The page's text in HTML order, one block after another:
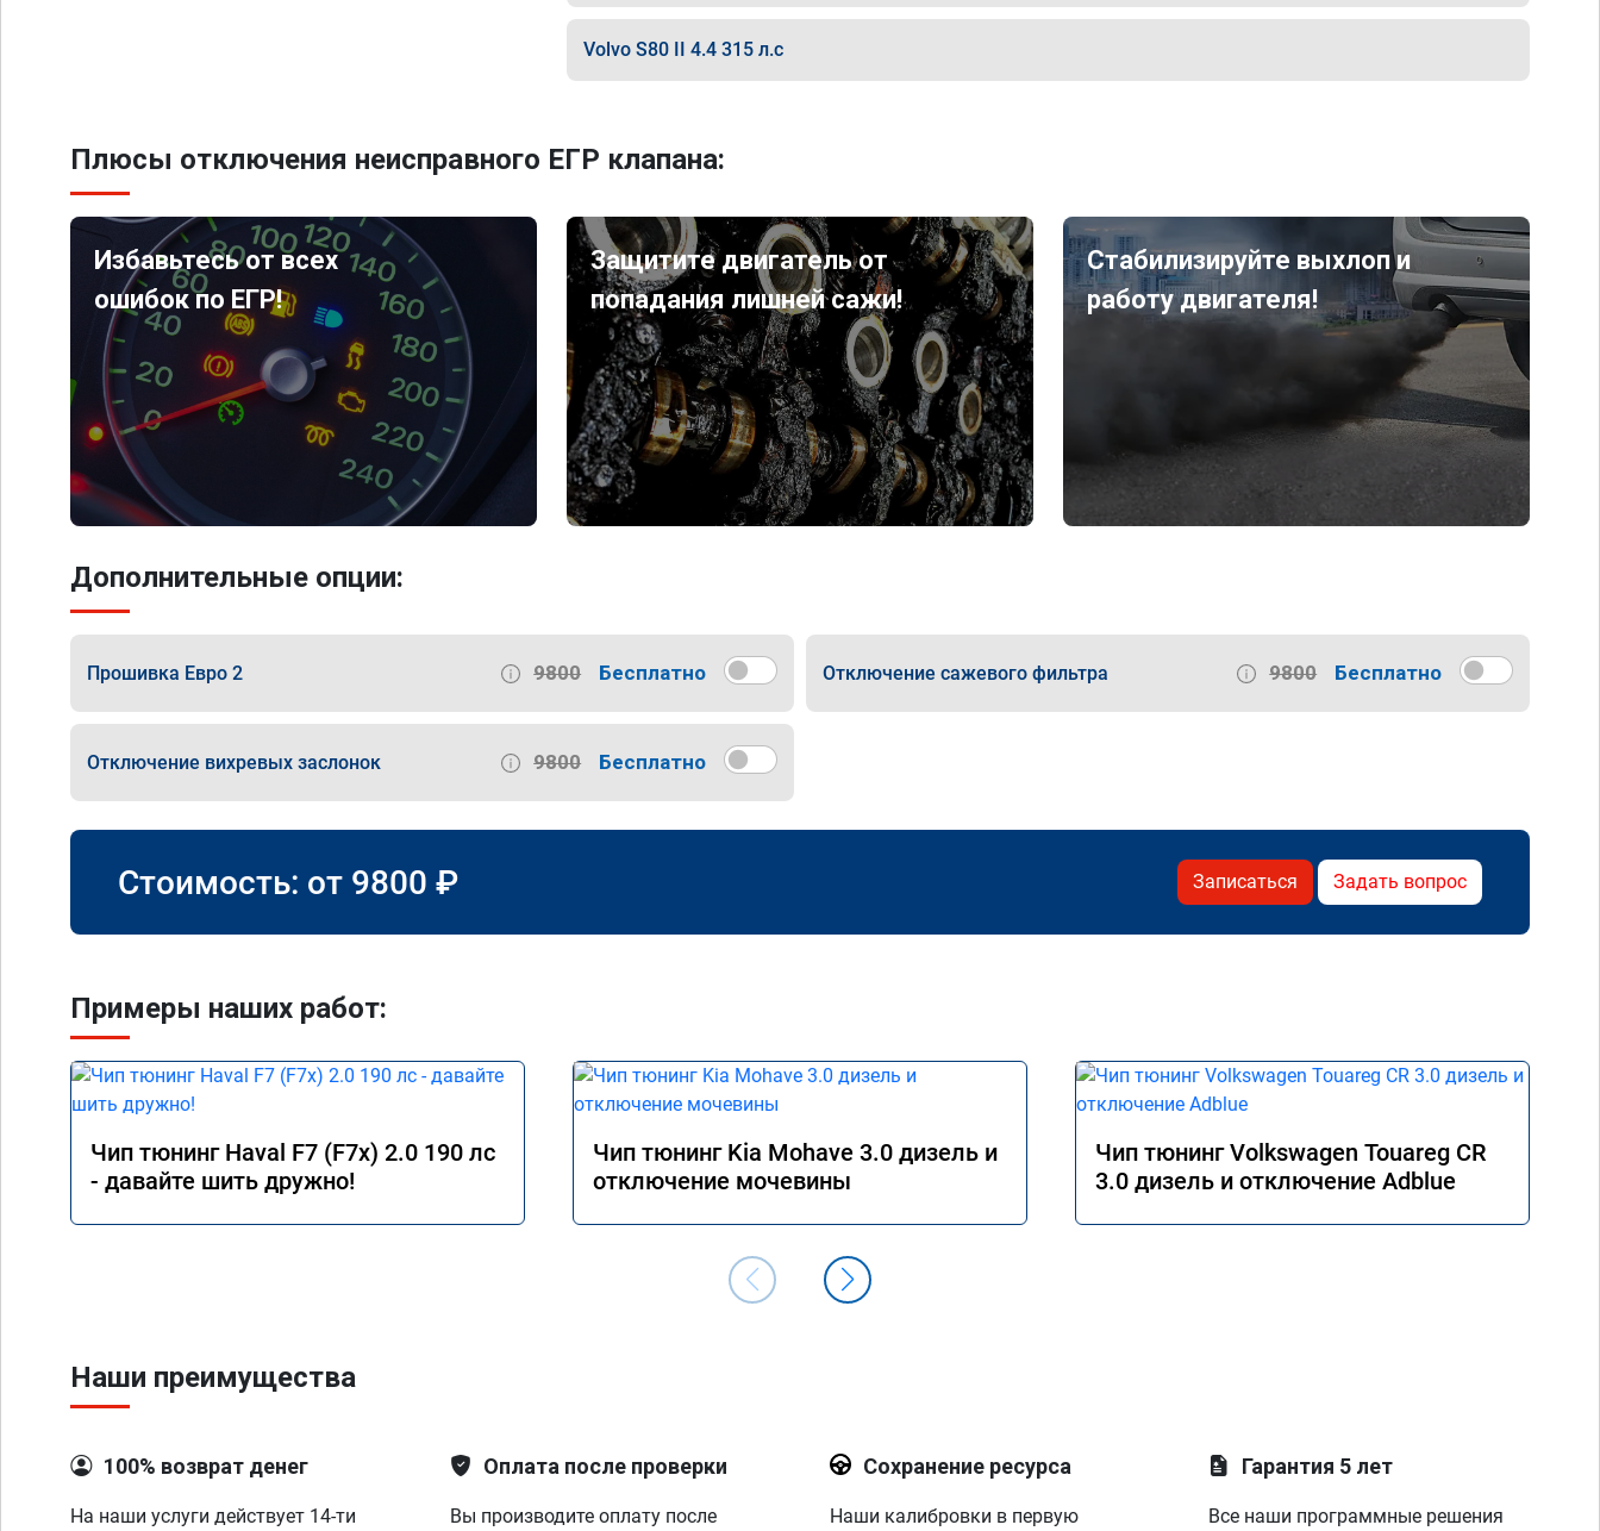
Volvo S80 II 4.4 315 л.с
Плюсы отключения неисправного ЕГР клапана:
Избавьтесь от всех
ошибок по ЕГР!
Защитите двигатель от
попадания лишней сажи!
Стабилизируйте выхлоп и
работу двигателя!
Дополнительные опции:
Прошивка Евро 2 9800 Бесплатно Отключение сажевого фильтра 9800 Бесплатно
Отключение вихревых заслонок 9800 Бесплатно
Стоимость: от 9800 ₽ Записаться Задать вопрос
Примеры наших работ:
Чип тюнинг Haval F7 (F7x) 2.0 190 лс
- давайте шить дружно!
Чип тюнинг Kia Mohave 3.0 дизель и
отключение мочевины
Чип тюнинг Volkswagen Touareg CR
3.0 дизель и отключение Adblue
Наши преимущества
100% возврат денег
На наши услуги действует 14-ти
Оплата после проверки
Вы производите оплату после
Сохранение ресурса
Наши калибровки в первую
Гарантия 5 лет
Все наши программные решения